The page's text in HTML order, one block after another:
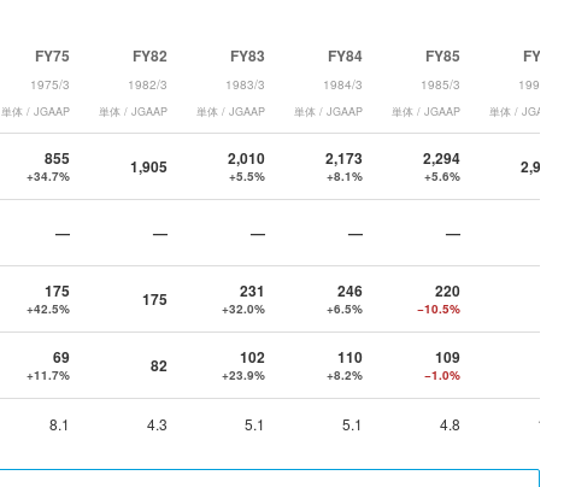
FY75
1975/3
単体 / JGAAP
FY82
1982/3
単体 / JGAAP
FY83
1983/3
単体 / JGAAP
FY84
1984/3
単体 / JGAAP
FY85
1985/3
単体 / JGAAP
FY97
1997/3
単体 / JGAAP
855
+34.7% 1,905 2,010
+5.5%
2,173
+8.1%
2,294
+5.6% 2,965
— — — — —
175
+42.5% 175 231
+32.0%
246
+6.5%
220
−10.5%
69
+11.7% 82 102
+23.9%
110
+8.2%
109
−1.0%
8.1 4.3 5.1 5.1 4.8 1.7